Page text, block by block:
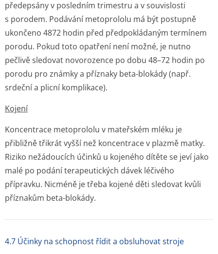
předepsány v posledním trimestru a v souvislosti
s porodem. Podávání metoprololu má být postupně
ukončeno 4872 hodin před předpokládaným termínem
porodu. Pokud toto opatření není možné, je nutno
pečlivě sledovat novorozence po dobu 48–72 hodin po
porodu pro známky a příznaky beta-blokády (např.
srdeční a plicní komplikace).
Kojení
Koncentrace metoprololu v mateřském mléku je
přibližně třikrát vyšší než koncentrace v plazmě matky.
Riziko nežádoucích účinků u kojeného dítěte se jeví jako
malé po podání terapeutických dávek léčivého
přípravku. Nicméně je třeba kojené děti sledovat kvůli
příznakům beta-blokády.
4.7 Účinky na schopnost řídit a obsluhovat stroje